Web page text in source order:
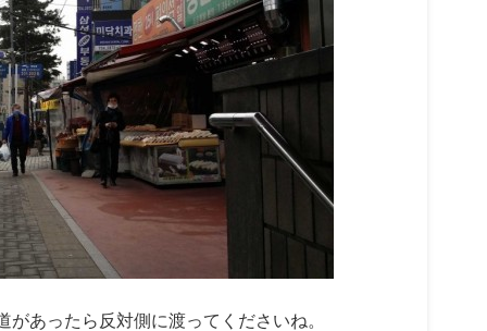
あったら反対側に渡ってくださいね。